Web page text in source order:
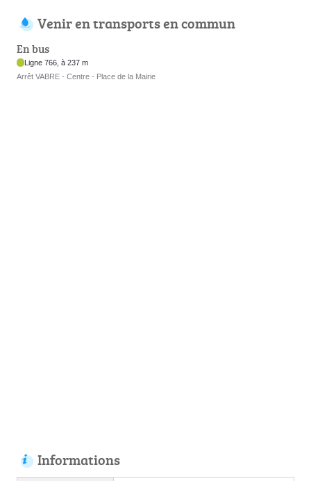
Venir en transports en commun
En bus
Ligne 766, à 237 m
Arrêt VABRE - Centre - Place de la Mairie
Informations